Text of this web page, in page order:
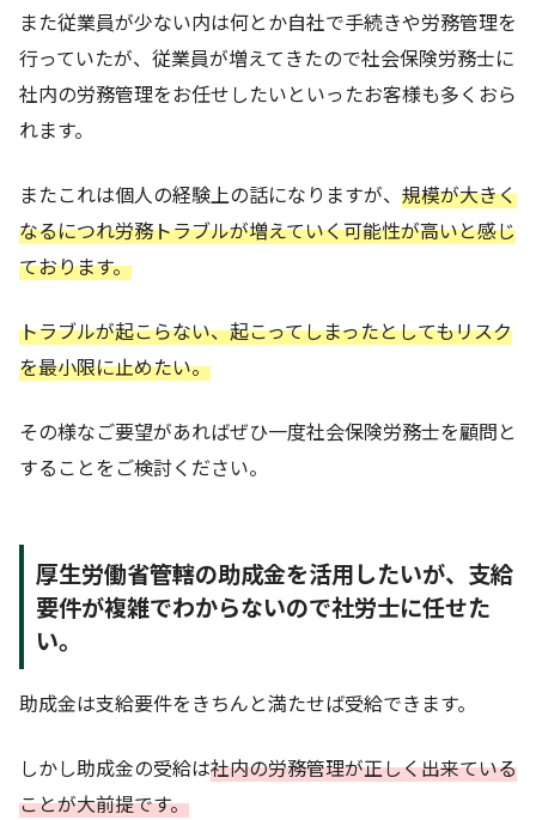
また従業員が少ない内は何とか自社で手続きや労務管理を
行っていたが、従業員が増えてきたので社会保険労務士に
社内の労務管理をお任せしたいといったお客様も多くおら
れます。
またこれは個人の経験上の話になりますが、 規模が大きく
なるにつれ労務トラブルが増えていく可能性が高いと感じ
ております。
トラブルが起こらない、起こってしまったとしてもリスク
を最小限に止めたい。
その様なご要望があればぜひ一度社会保険労務士を顧問と
することをご検討ください。
厚生労働省管轄の助成金を活用したいが、支給
要件が複雑でわからないので社労士に任せた
い。
助成金は支給要件をきちんと満たせば受給できます。
しかし助成金の受給は社内の労務管理が正しく出来ている
ことが大前提です。